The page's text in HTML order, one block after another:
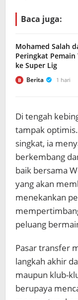
Baca juga:
Mohamed Salah
Peringkat
ke Super Lig
B Berita 1 hari
Di tengah
tampak
singkat, ia
berkembang
baik bersama
yang akan
menekankan
peluang
Pasar transfer
langkah akhir
maupun klub-
berupaya